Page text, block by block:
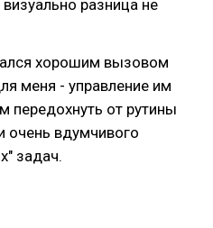
разница не
хорошим вызовом
меня - управление им
от рутины
очень вдумчивого
задач.